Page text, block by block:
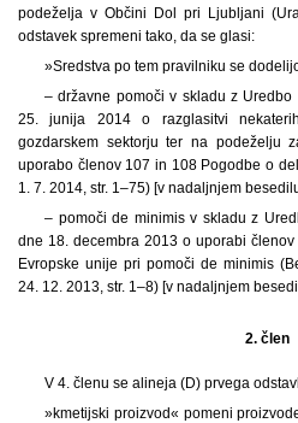
podeželja v Občini Dol pri Ljubljani
odstavek spremeni tako, da se glasi:
»Sredstva po tem pravilniku se
– državne pomoči v skladu z
25. junija 2014 o razglasitvi
gozdarskem sektorju ter na podeželju
uporabo členov 107 in 108 Pogodbe o
1. 7. 2014, str. 1–75) [v nadaljnjem
– pomoči de minimis v skladu z
dne 18. decembra 2013 o uporabi
Evropske unije pri pomoči de minimis
24. 12. 2013, str. 1–8) [v nadaljnjem
2. člen
V 4. členu se alineja (D) prvega
»kmetijski proizvod« pomeni